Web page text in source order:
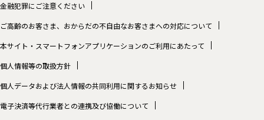
金融犯罪にご注意ください
ご高齢のお客さま、おからだの不自由なお客さまへの対応について
本サイト・スマートフォンアプリケーションのご利用にあたって
個人情報等の取扱方針
個人データおよび法人情報の共同利用に関するお知らせ
電子決済等代行業者との連携及び協働について